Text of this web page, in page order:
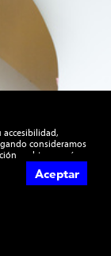
accesibilidad,
consideramos
u obtener más
Aceptar